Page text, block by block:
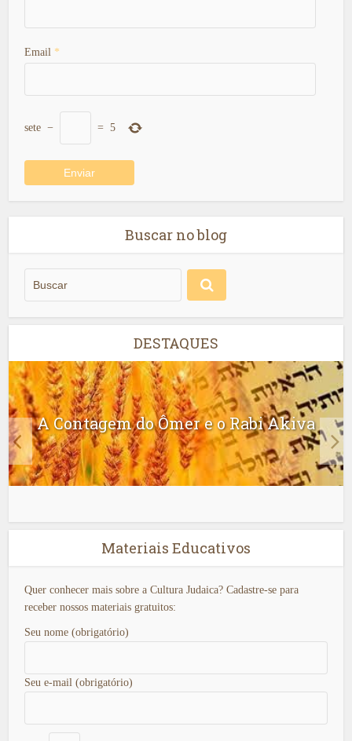
Email *
sete − = 5
Buscar no blog
DESTAQUES
A Contagem do Ômer e o Rabi Akiva
Materiais Educativos
Quer conhecer mais sobre a Cultura Judaica? Cadastre-se para
receber nossos materiais gratuitos:
Seu nome (obrigatório)
Seu e-mail (obrigatório)